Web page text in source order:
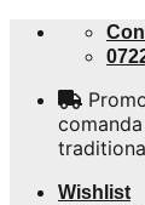
Skip
Wishlist